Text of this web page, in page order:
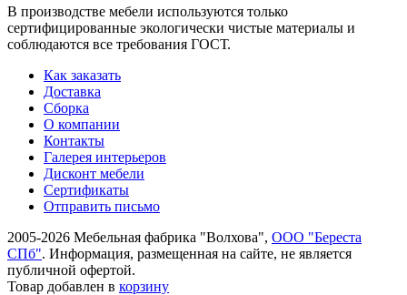
В производстве мебели используются только
сертифицированные экологически чистые материалы и
соблюдаются все требования ГОСТ.
Как заказать
Доставка
Сборка
О компании
Контакты
Галерея интерьеров
Дисконт мебели
Сертификаты
Отправить письмо
2005-2026 Мебельная фабрика "Волхова", ООО "Береста
СПб". Информация, размещенная на сайте, не является
публичной офертой.
Товар добавлен в корзину